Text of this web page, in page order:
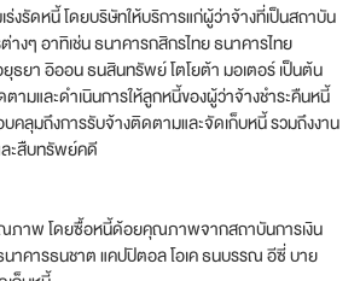
งรัดหนี้ โดยบริษัทให้บริการแก่ผู้ว่าจ้างที่เป็นสถาบัน
างๆ อาทิเช่น ธนาคารกสิกรไทย ธนาคารไทย
ยา อิออน ธนสินทรัพย์ โตโยต้า มอเตอร์ เป็นต้น
ามและดำเนินการให้ลูกหนี้ของผู้ว่าจ้างชำระคืนหนี้
คลุมถึงการรับจ้างติดตามและจัดเก็บหนี้ รวมถึงงาน
ะสืบทรัพย์คดี
ภาพ โดยซื้อหนี้ด้อยคุณภาพจากสถาบันการเงิน
าคารธนชาต แคปปิตอล โอเค ธนบรรณ อีซี่ บาย